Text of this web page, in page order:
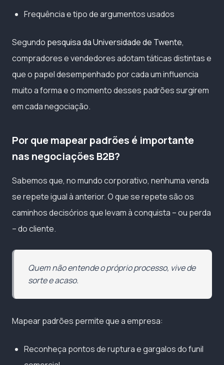
Frequência e tipo de argumentos usados
Segundo pesquisa da Universidade de Twente,
compradores e vendedores adotam táticas distintas e
que o papel desempenhado por cada um influencia
muito a forma e o momento desses padrões surgirem
em cada negociação.
Por que mapear padrões é importante
nas negociações B2B?
Sabemos que, no mundo corporativo, nenhuma venda
se repete igual à anterior. O que se repete são os
caminhos decisórios que levam à conquista – ou perda
– do cliente.
Quem não entende o próprio processo, vive de
sorte e acaso.
Mapear padrões permite que a empresa:
Reconheça pontos de ruptura e gargalos do funil